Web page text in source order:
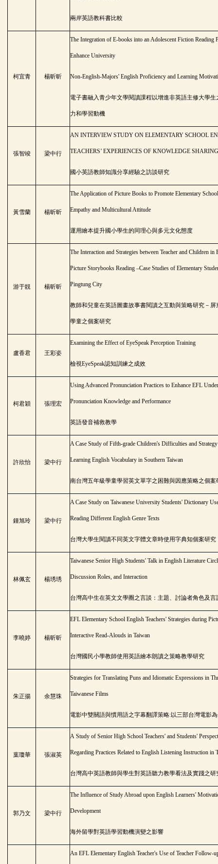
兩岸英語教科書比較
柯宜青 楊昕昕
The Integration of E-books into an Adolescent Fiction Reading
Enhance University
Non-English-Majors' English Proficiency and Learning
電子書融入青少年文學閱讀課程以增進非英語主修大學生
力和學習動機
張智竣 梁中行
AN INTERVIEW STUDY ON ELEMENTARY SCHOOL
TEACHERS’ EXPERIENCES OF KNOWLEDGE
國小英語教師知識分享經驗之訪談研究
黃雪蘭 楊昕昕
The Application of Picture Books to Promote Elementary
Empathy and Multicultural Attitude
運用繪本提升國小學生的同理心與多元文化態度
游于靚 楊昕昕
The Interaction and Strategies between Teacher and Children in
Picture Storybooks Reading –Case Studies of Elementary
Pingtung City
教師和兒童在英語圖畫故事書閱讀之互動與策略研究－屏
學童之個案研究
盧香君 王彩姿
Examining the Effect of EyeSpeak Perception Training
檢視EyeSpeak認知訓練之成效
柯君穎 張理宏
Using Advanced Pronunciation Practices to Enhance EFL
Pronunciation Knowledge and Performance
英語發音補救教學
許欣怡 梁中行
A Case Study of Fifth-grade Children's Difficulties and
Learning English Vocabulary in Southern Taiwan
南台灣五年級學童學習英文單字之困難與因應策略之個案
鍾旭玲 梁中行
A Case Study on Taiwanese University Students' Dictionary
Reading Different English Genre Texts
台灣大學生閱讀不同英文字體文章時使用字典知個案研究
林佩玄 楊琇琇
Taiwanese Senior High Students' Talk in English Literature
Discussion Roles, and Interaction
台灣高中生在英文文學圈之言談：主題、討論者角色及言
李曉婷 楊昕昕
EFL Elementary School English Teachers' Strategies during
Interactive Read-Alouds in Taiwan
台灣國民小學教師使用英語繪本朗讀之策略教學研究
朱正揚 余慧珠
Strategies for Translating Puns and Idiomatic Expressions in
Taiwanese Films
電影中雙關語與慣用語之字幕翻譯策略:以三部台灣電影
葉瓊華 張淑英
A Study of Senior High School Teachers' and Students'
Regarding Practices Related to English Listening Instruction in
台灣高中英語教師與學生對英語聽力教學看法及實踐之研
郭乃文 梁中行
The Influence of Study Abroad upon English Learners'
Development
海外留學對英語學習動機演變之影響
An EFL Elementary English Teacher's Use of Teacher Follow-